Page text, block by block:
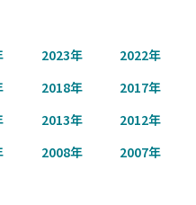
2023年 2022年
2018年 2017年
2013年 2012年
2008年 2007年